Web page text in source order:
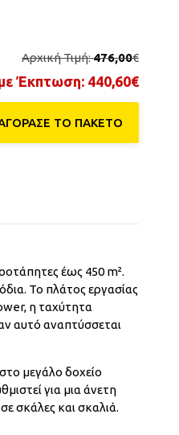
Αρχική Τιμή:476,00€
Έκπτωση: 440,60€
ΤΟ ΠΑΚΕΤΟ
έως 450 m².
Το πλάτος εργασίας
η ταχύτητα
αυτό αναπτύσσεται
μεγάλο δοχείο
για μια άνετη
σκάλες και σκαλιά.